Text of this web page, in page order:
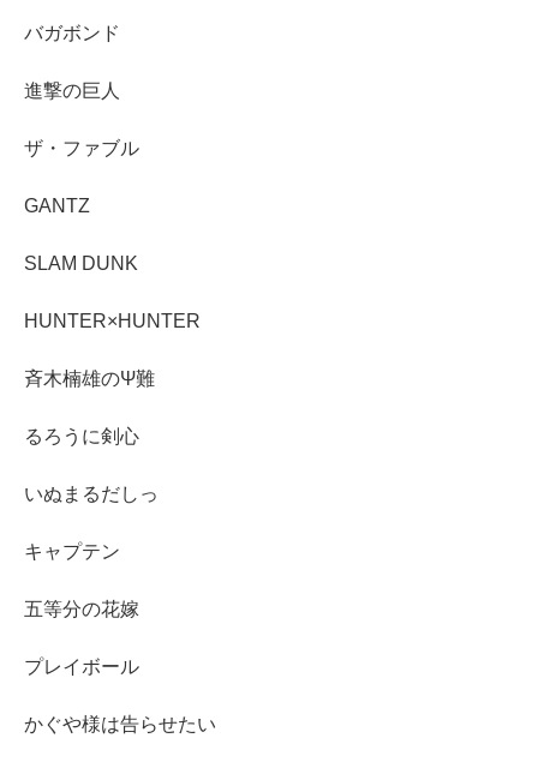
バガボンド
進撃の巨人
ザ・ファブル
GANTZ
SLAM DUNK
HUNTER×HUNTER
斉木楠雄のΨ難
るろうに剣心
いぬまるだしっ
キャプテン
五等分の花嫁
プレイボール
かぐや様は告らせたい